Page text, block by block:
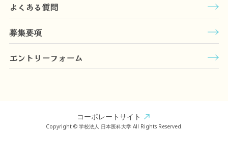
よくある質問
募集要項
エントリーフォーム
コーポレートサイト
Copyright © 学校法人 日本医科大学 All Rights Reserved.